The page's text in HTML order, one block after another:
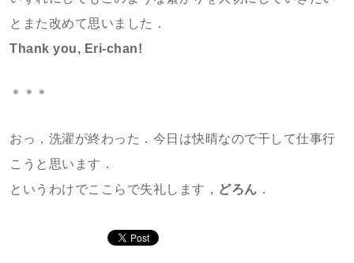
とまた改めて思いました．
Thank you, Eri-chan!
＊＊＊
おっ，洗濯が終わった．今日は快晴なので干して仕事行
こうと思います．
というわけでここらで失礼します， どろん ．